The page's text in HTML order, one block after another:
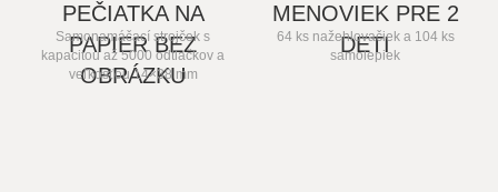
PEČIATKA NA
PAPIER BEZ
OBRÁZKU
Samonamáčací strojček s
kapacitou až 5000 odtlačkov a
veľkosťou 14×38 mm
MENOVIEK PRE 2
DETI
64 ks nažehlovačiek a 104 ks
samolepiek